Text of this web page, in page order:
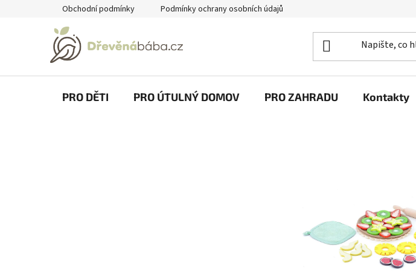
Obchodní podmínky Podmínky ochrany osobních údajů
PRO DĚTI PRO ÚTULNÝ DOMOV PRO ZAHRADU Kontakty